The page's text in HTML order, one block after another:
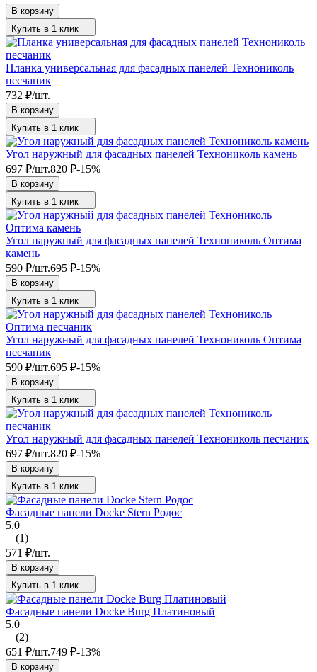
В корзину
Купить в 1 клик
Планка универсальная для фасадных панелей Технониколь
песчаник
732 ₽/шт.
В корзину
Купить в 1 клик
Угол наружный для фасадных панелей Технониколь камень
697 ₽/шт.820 ₽-15%
В корзину
Купить в 1 клик
Угол наружный для фасадных панелей Технониколь Оптима
камень
590 ₽/шт.695 ₽-15%
В корзину
Купить в 1 клик
Угол наружный для фасадных панелей Технониколь Оптима
песчаник
590 ₽/шт.695 ₽-15%
В корзину
Купить в 1 клик
Угол наружный для фасадных панелей Технониколь песчаник
697 ₽/шт.820 ₽-15%
В корзину
Купить в 1 клик
Фасадные панели Docke Stern Родос
5.0
(1)
571 ₽/шт.
В корзину
Купить в 1 клик
Фасадные панели Docke Burg Платиновый
5.0
(2)
651 ₽/шт.749 ₽-13%
В корзину